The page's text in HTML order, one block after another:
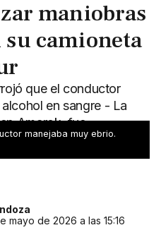
maniobras
camioneta
que el conductor
en sangre - La
Amarok, fue
manejaba muy ebrio.
mayo de 2026 a las 15:16